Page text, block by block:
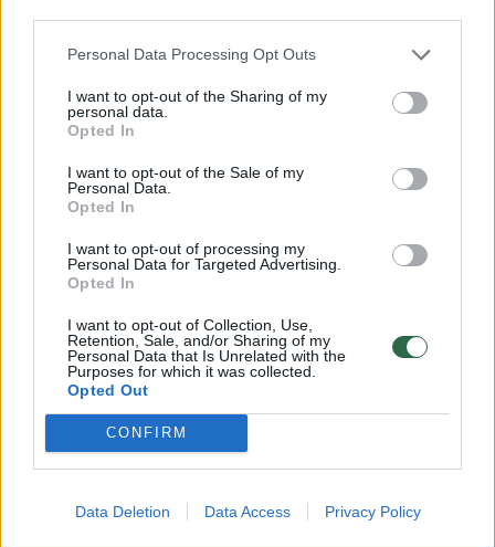
Personal Data Processing Opt Outs
I want to opt-out of the Sharing of my
personal data.
Opted In
I want to opt-out of the Sale of my
Personal Data.
Opted In
I want to opt-out of processing my
Personal Data for Targeted Advertising.
Opted In
I want to opt-out of Collection, Use,
Retention, Sale, and/or Sharing of my
Personal Data that Is Unrelated with the
Purposes for which it was collected.
Opted Out
CONFIRM
Data Deletion Data Access Privacy Policy
– dabartiniai jūsų poelgiai neteisingi, pamesti
raktus – nemalonumai šeimoje, savaiminis
užsidegimas namuose, jei ant jūsų drabužis
užsidegė – apsaugos praradimas, nukristi
požymis.
Geras ženklas: išvysti vaivorykštę – sėkmė,
sulyti saulei šviečiant – pasisekimas
reikaluose.
Žvilgsnis į priekį: penktadienį nesiimkite nieko
naujo ar nežinomo; palankios tamsios
spalvos.